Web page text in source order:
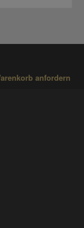
anfordern